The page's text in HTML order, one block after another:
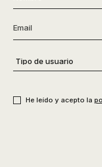
Email
Tipo
de
He leído y acepto la